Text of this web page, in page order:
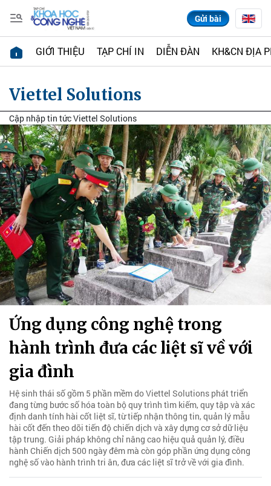
Gửi bài
GIỚI THIỆU TẠP CHÍ IN DIỄN ĐÀN KH&CN ĐỊA
Viettel Solutions
Cập nhập tin tức Viettel Solutions
Ứng dụng công nghệ trong
hành trình đưa các liệt sĩ về với
gia đình
Hệ sinh thái số gồm 5 phần mềm do Viettel Solutions phát triển
đang từng bước số hóa toàn bộ quy trình tìm kiếm, quy tập và xác
định danh tính hài cốt liệt sĩ, từ tiếp nhận thông tin, quản lý mẫu
hài cốt đến theo dõi tiến độ chiến dịch và xây dựng cơ sở dữ liệu
tập trung. Giải pháp không chỉ nâng cao hiệu quả quản lý, điều
hành Chiến dịch 500 ngày đêm mà còn góp phần ứng dụng công
nghệ số vào hành trình tri ân, đưa các liệt sĩ trở về với gia đình.